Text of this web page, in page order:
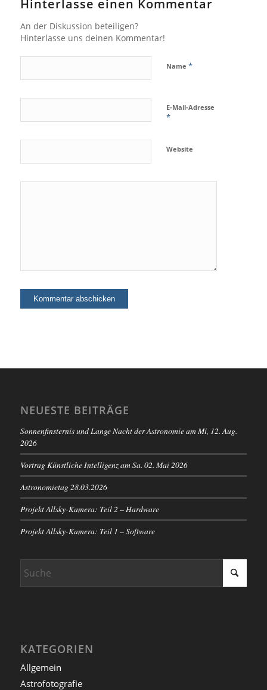
Hinterlasse einen Kommentar
An der Diskussion beteiligen?
Hinterlasse uns deinen Kommentar!
Name *
E-Mail-Adresse
*
Website
NEUESTE BEITRÄGE
Sonnenfinsternis und Lange Nacht der Astronomie am Mi, 12. Aug.
2026
Vortrag Künstliche Intelligenz am Sa. 02. Mai 2026
Astronomietag 28.03.2026
Projekt Allsky-Kamera: Teil 2 – Hardware
Projekt Allsky-Kamera: Teil 1 – Software
KATEGORIEN
Allgemein
Astrofotografie